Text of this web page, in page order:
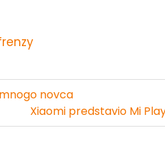
novca
Xiaomi predstavio Mi